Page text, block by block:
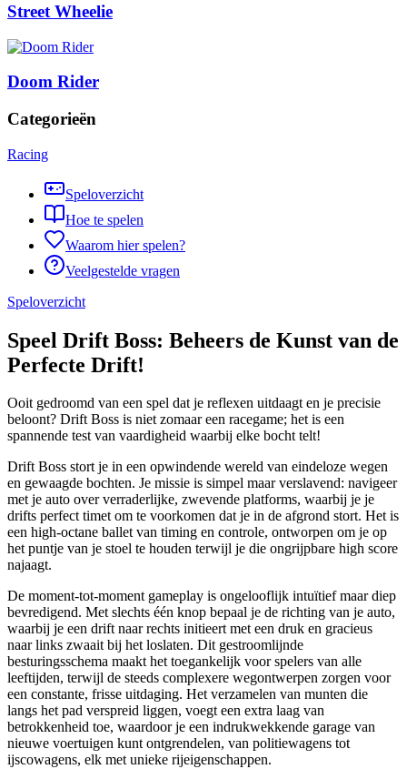
Street Wheelie
Doom Rider
Categorieën
Racing
Speloverzicht
Hoe te spelen
Waarom hier spelen?
Veelgestelde vragen
Speloverzicht
Speel Drift Boss: Beheers de Kunst van de
Perfecte Drift!
Ooit gedroomd van een spel dat je reflexen uitdaagt en je precisie
beloont? Drift Boss is niet zomaar een racegame; het is een
spannende test van vaardigheid waarbij elke bocht telt!
Drift Boss stort je in een opwindende wereld van eindeloze wegen
en gewaagde bochten. Je missie is simpel maar verslavend: navigeer
met je auto over verraderlijke, zwevende platforms, waarbij je je
drifts perfect timet om te voorkomen dat je in de afgrond stort. Het is
een high-octane ballet van timing en controle, ontworpen om je op
het puntje van je stoel te houden terwijl je die ongrijpbare high score
najaagt.
De moment-tot-moment gameplay is ongelooflijk intuïtief maar diep
bevredigend. Met slechts één knop bepaal je de richting van je auto,
waarbij je een drift naar rechts initieert met een druk en gracieus
naar links zwaait bij het loslaten. Dit gestroomlijnde
besturingsschema maakt het toegankelijk voor spelers van alle
leeftijden, terwijl de steeds complexere wegontwerpen zorgen voor
een constante, frisse uitdaging. Het verzamelen van munten die
langs het pad verspreid liggen, voegt een extra laag van
betrokkenheid toe, waardoor je een indrukwekkende garage van
nieuwe voertuigen kunt ontgrendelen, van politiewagens tot
ijscowagens, elk met unieke rijeigenschappen.